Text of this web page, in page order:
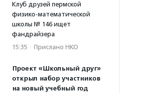
Клуб друзей пермской
физико-математической
школы № 146 ищет
фандрайзера
15:35 · Прислано НКО
Проект «Школьный друг»
открыл набор участников
на новый учебный год